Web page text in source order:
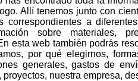
Allí tenemos junto con
correspondientes a
sobre materiales,
esta web también podrás
por qué elegirnos,
generales, gastos de
nuestra empresa,